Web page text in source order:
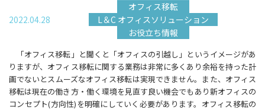
2022.04.28
オフィス移転
L＆C オフィスソリューション
お役立ち情報
「オフィス移転」と聞くと「オフィスの引越し」というイメージがあ
りますが、オフィス移転に関する業務は非常に多くあり余裕を持った計
画でないとスムーズなオフィス移転は実現できません。また、オフィス
移転は現在の働き方・働く環境を見直す良い機会でもあり新オフィスの
コンセプト(方向性)を明確にしていく必要があります。オフィス移転の